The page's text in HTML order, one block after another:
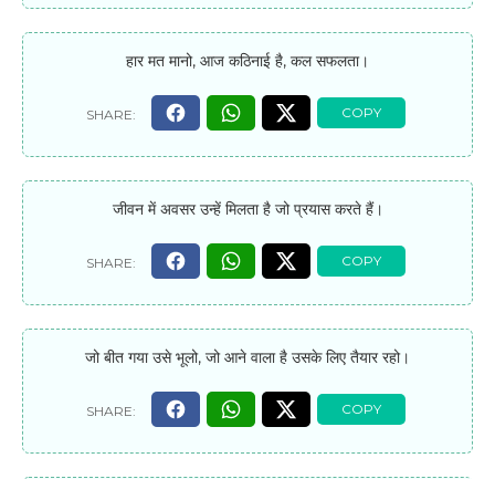
हार मत मानो, आज कठिनाई है, कल सफलता।
जीवन में अवसर उन्हें मिलता है जो प्रयास करते हैं।
जो बीत गया उसे भूलो, जो आने वाला है उसके लिए तैयार रहो।